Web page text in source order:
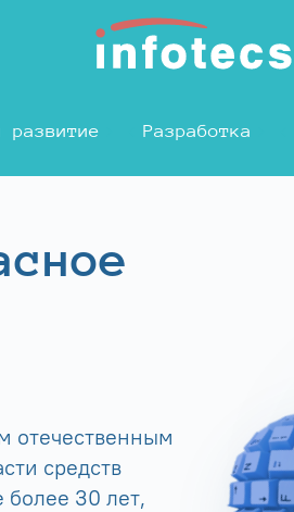
развитие Разработка
отечественным
средств
30 лет,